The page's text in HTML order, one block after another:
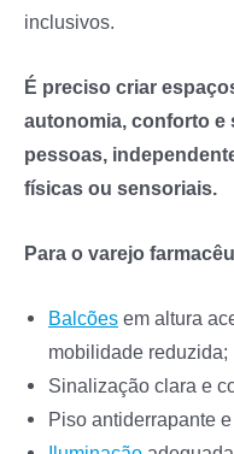
inclusivos.
É preciso criar
autonomia, conforto e
pessoas,
físicas ou sensoriais.
Para o varejo
Balcões em altura
mobilidade reduzida;
Sinalização clara e
Piso antiderrapante